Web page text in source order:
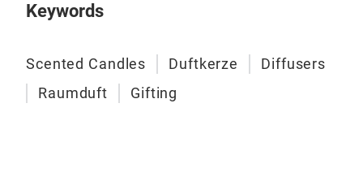
Keywords
Scented Candles Duftkerze
Diffusers
Raumduft
Gifting